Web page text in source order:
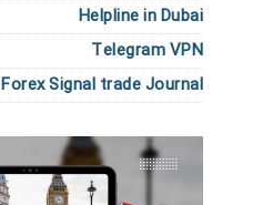
Helpline in Dubai
Telegram VPN
Forex Signal trade Journal